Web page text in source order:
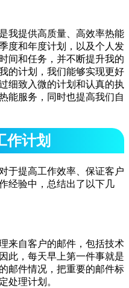
我提供高质量、高效率热能
度和年度计划，以及个人发
间和任务，并不断提升我的
的计划，我们能够实现更好
细致入微的计划和认真的执
能服务，同时也提高我们自
作计划
于提高工作效率、保证客户
经验中，总结出了以下几
来自客户的邮件，包括技术
此，每天早上第一件事就是
邮件情况，把重要的邮件标
处理计划。